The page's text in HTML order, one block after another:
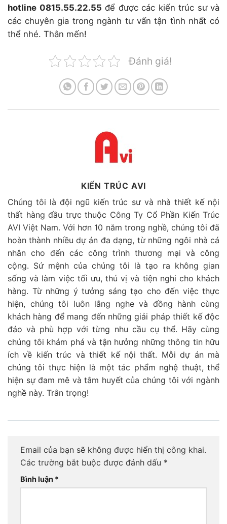
hotline 0815.55.22.55 để được các kiến trúc sư và
các chuyên gia trong ngành tư vấn tận tình nhất có
thể nhé. Thân mến!
Đánh giá!
KIẾN TRÚC AVI
Chúng tôi là đội ngũ kiến trúc sư và nhà thiết kế nội
thất hàng đầu trực thuộc Công Ty Cổ Phần Kiến Trúc
AVI Việt Nam. Với hơn 10 năm trong nghề, chúng tôi đã
hoàn thành nhiều dự án đa dạng, từ những ngôi nhà cá
nhân cho đến các công trình thương mại và công
cộng. Sứ mệnh của chúng tôi là tạo ra không gian
sống và làm việc tối ưu, thú vị và tiện nghi cho khách
hàng. Từ những ý tưởng sáng tạo cho đến việc thực
hiện, chúng tôi luôn lắng nghe và đồng hành cùng
khách hàng để mang đến những giải pháp thiết kế độc
đáo và phù hợp với từng nhu cầu cụ thể. Hãy cùng
chúng tôi khám phá và tận hưởng những thông tin hữu
ích về kiến trúc và thiết kế nội thất. Mỗi dự án mà
chúng tôi thực hiện là một tác phẩm nghệ thuật, thể
hiện sự đam mê và tâm huyết của chúng tôi với ngành
nghề này. Trân trọng!
Email của bạn sẽ không được hiển thị công khai.
Các trường bắt buộc được đánh dấu *
Bình luận *